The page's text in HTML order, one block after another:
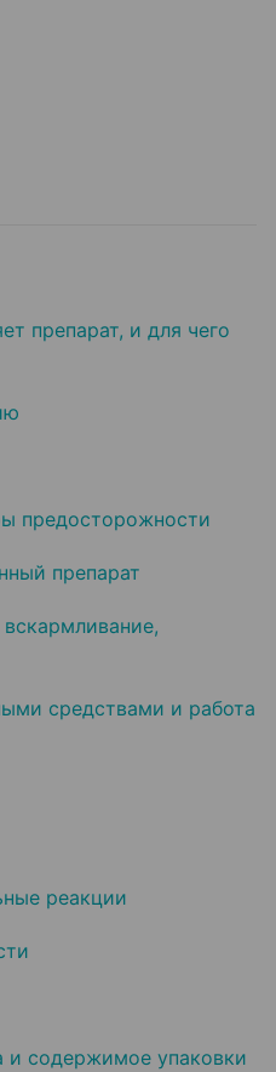
препарат, и для чего
предосторожности
препарат
средствами и работа
реакции
и содержимое упаковки